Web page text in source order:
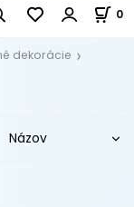
0
dekorácie